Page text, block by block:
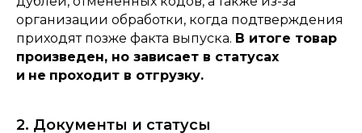
организации обработки, когда подтверждения
приходят позже факта выпуска. В итоге товар
произведен, но зависает в статусах
и не проходит в отгрузку.
2. Документы и статусы